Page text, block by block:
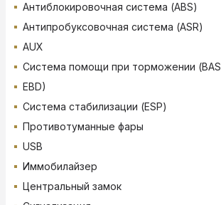
Антиблокировочная система (ABS)
Антипробуксовочная система (ASR)
AUX
Система помощи при торможении (BAS
EBD)
Система стабилизации (ESP)
Противотуманные фары
USB
Иммобилайзер
Центральный замок